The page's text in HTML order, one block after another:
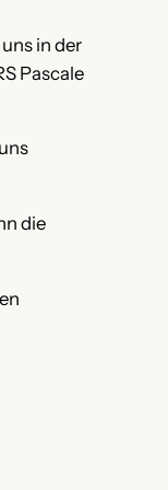
in der
Pascale
die